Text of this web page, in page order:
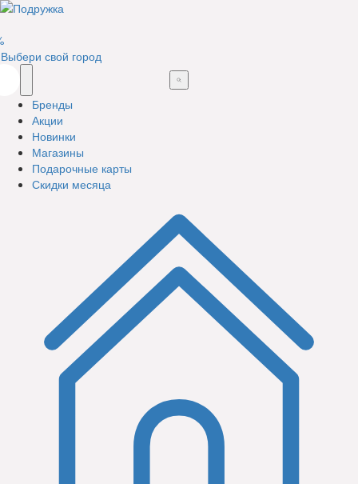
Выбери свой город
Бренды
Акции
Новинки
Магазины
Подарочные карты
Скидки месяца